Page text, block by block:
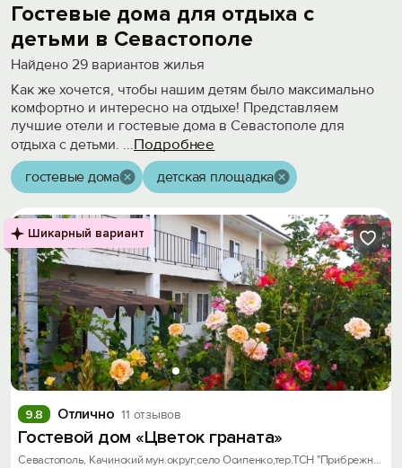
Гостевые дома для отдыха с
детьми в Севастополе
Найдено 29 вариантов жилья
Как же хочется, чтобы нашим детям было максимально
комфортно и интересно на отдыхе! Представляем
лучшие отели и гостевые дома в Севастополе для
отдыха с детьми. ...Подробнее
гостевые дома детская площадка
Шикарный вариант
Отлично 11 отзывов
9.8
Гостевой дом «Цветок граната»
Севастополь, Качинский мун.округ,село Осипенко,тер.ТСН "Прибрежное " Качинское шоссе, дом 81